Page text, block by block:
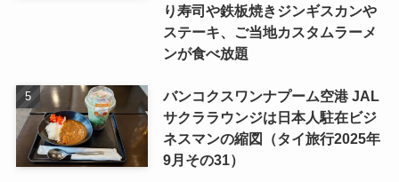
り寿司や鉄板焼きジンギスカンや
ステーキ、ご当地カスタムラーメ
ンが食べ放題
バンコクスワンナプーム空港 JAL
サクララウンジは日本人駐在ビジ
ネスマンの縮図（タイ旅行2025年
9月その31）